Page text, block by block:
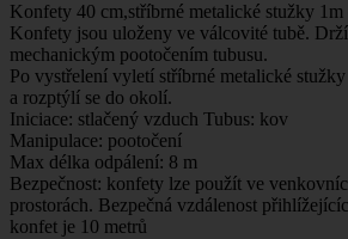
Konfety 40 cm,stříbrné metalické stužky 1m
Konfety jsou uloženy ve válcovité tubě.
mechanickým pootočením tubusu.
Po vystřelení vyletí stříbrné metalické
a rozptýlí se do okolí.
Iniciace: stlačený vzduch Tubus: kov
Manipulace: pootočení
Max délka odpálení: 8 m
Bezpečnost: konfety lze použít ve
prostorách. Bezpečná vzdálenost
konfet je 10 metrů